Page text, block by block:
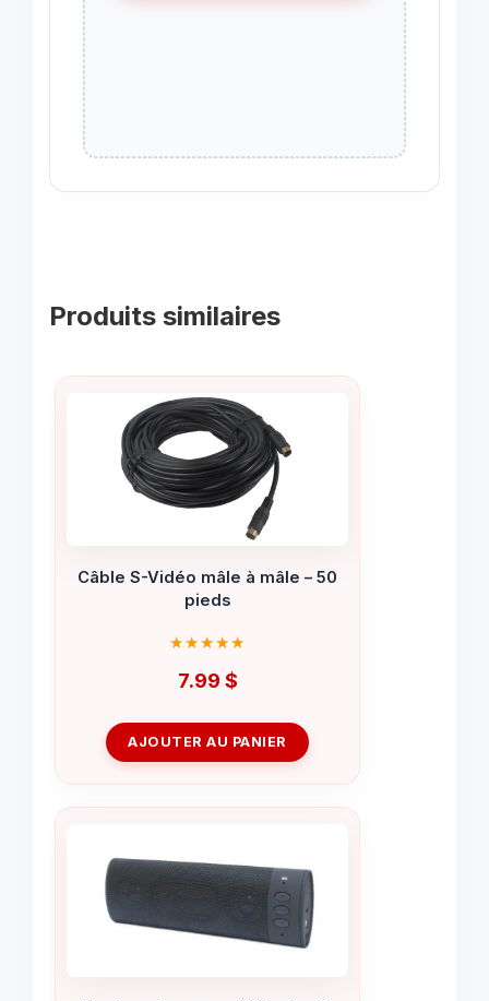
Produits similaires
Câble S-Vidéo mâle à mâle – 50
pieds
7.99 $
AJOUTER AU PANIER